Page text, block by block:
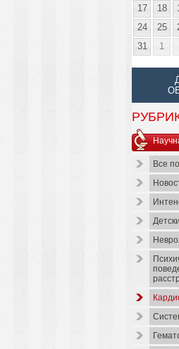
17
18
24
25
31
1
Все